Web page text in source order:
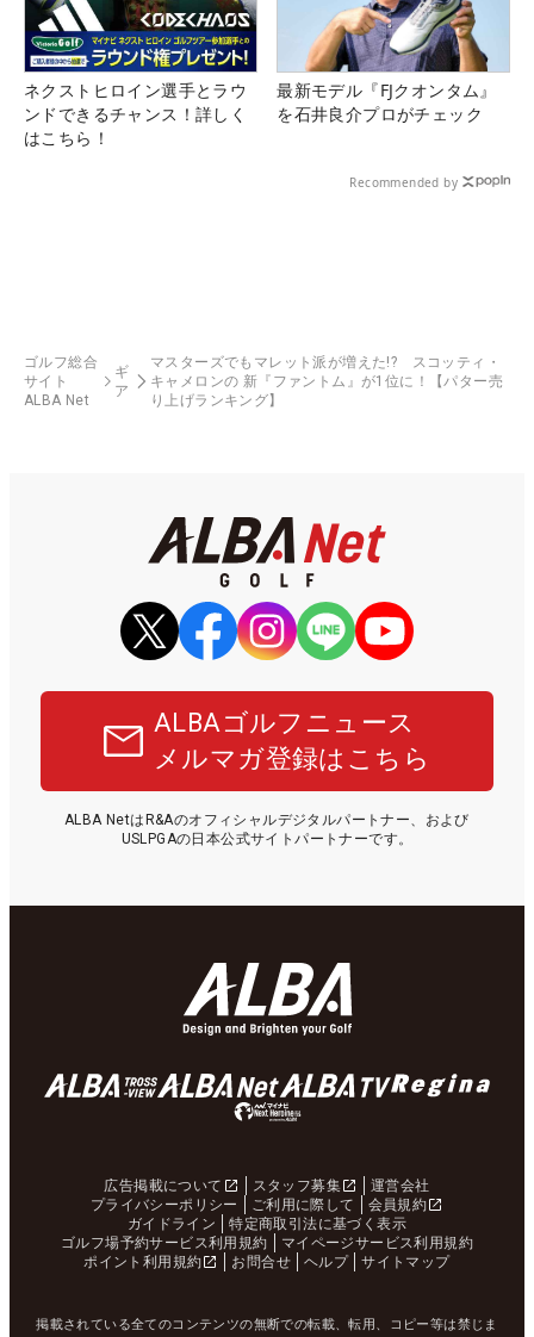
ネクストヒロイン選手とラウ
ンドできるチャンス！詳しく
はこちら！
最新モデル『FJクオンタム』
を石井良介プロがチェック
Recommended by
ゴルフ総合
サイト
ALBA Net
ギ
ア
マスターズでもマレット派が増えた!? スコッティ・
キャメロンの 新『ファントム』が1位に！【パター売
り上げランキング】
ALBAゴルフニュース
メルマガ登録はこちら
ALBA NetはR&Aのオフィシャルデジタルパートナー、および
USLPGAの日本公式サイトパートナーです。
広告掲載について スタッフ募集
運営会社
プライバシーポリシー
ご利用に際して
会員規約
ガイドライン
特定商取引法に基づく表示
ゴルフ場予約サービス利用規約
マイページサービス利用規約
ポイント利用規約
お問合せ ヘルプ サイトマップ
掲載されている全てのコンテンツの無断での転載、転用、コピー等は禁じま